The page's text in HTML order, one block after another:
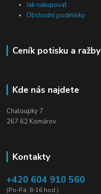
Jak nakupovat
Obchodní podmínky
Ceník potisku a ražby
Kde nás najdete
Chaloupky 7
267 62 Komárov
Kontakty
+420 604 910 560
(Po-Pá, 8-16 hod.)